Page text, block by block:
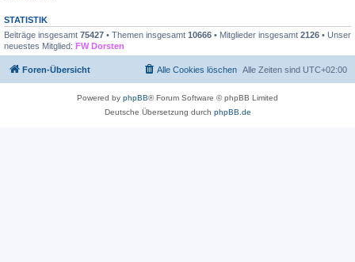
STATISTIK
Beiträge insgesamt 75427 • Themen insgesamt 10666 • Mitglieder insgesamt 2126 • Unser
neuestes Mitglied: FW Dorsten
Foren-Übersicht Alle Zeiten sind UTC+02:00
Alle Cookies löschen
Powered by phpBB® Forum Software © phpBB Limited
Deutsche Übersetzung durch phpBB.de